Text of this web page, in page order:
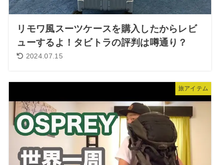
リモワ風スーツケースを購入したからレビ
ューするよ！タビトラの評判は噂通り？
2024.07.15
旅アイテム